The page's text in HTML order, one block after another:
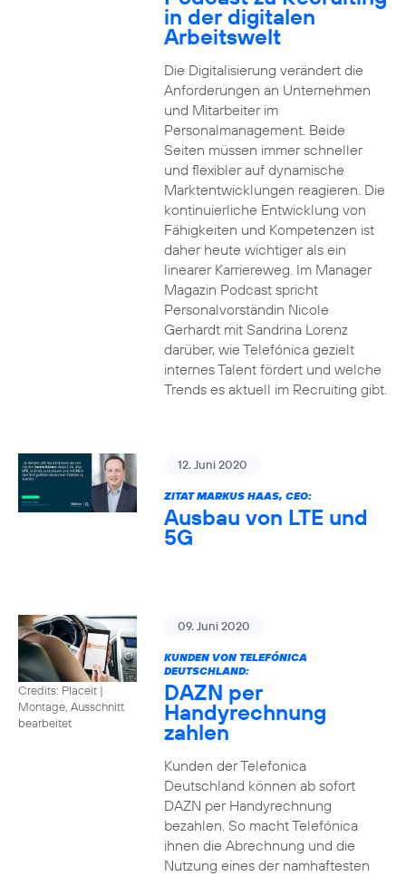
in der digitalen
Arbeitswelt
Die Digitalisierung verändert die
Anforderungen an Unternehmen
und Mitarbeiter im
Personalmanagement. Beide
Seiten müssen immer schneller
und flexibler auf dynamische
Marktentwicklungen reagieren. Die
kontinuierliche Entwicklung von
Fähigkeiten und Kompetenzen ist
daher heute wichtiger als ein
linearer Karriereweg. Im Manager
Magazin Podcast spricht
Personalvorständin Nicole
Gerhardt mit Sandrina Lorenz
darüber, wie Telefónica gezielt
internes Talent fördert und welche
Trends es aktuell im Recruiting gibt.
12. Juni 2020
ZITAT MARKUS HAAS, CEO:
Ausbau von LTE und
5G
Credits: Placeit |
Montage, Ausschnitt
bearbeitet
09. Juni 2020
KUNDEN VON TELEFÓNICA
DEUTSCHLAND:
DAZN per
Handyrechnung
zahlen
Kunden der Telefonica
Deutschland können ab sofort
DAZN per Handyrechnung
bezahlen. So macht Telefónica
ihnen die Abrechnung und die
Nutzung eines der namhaftesten